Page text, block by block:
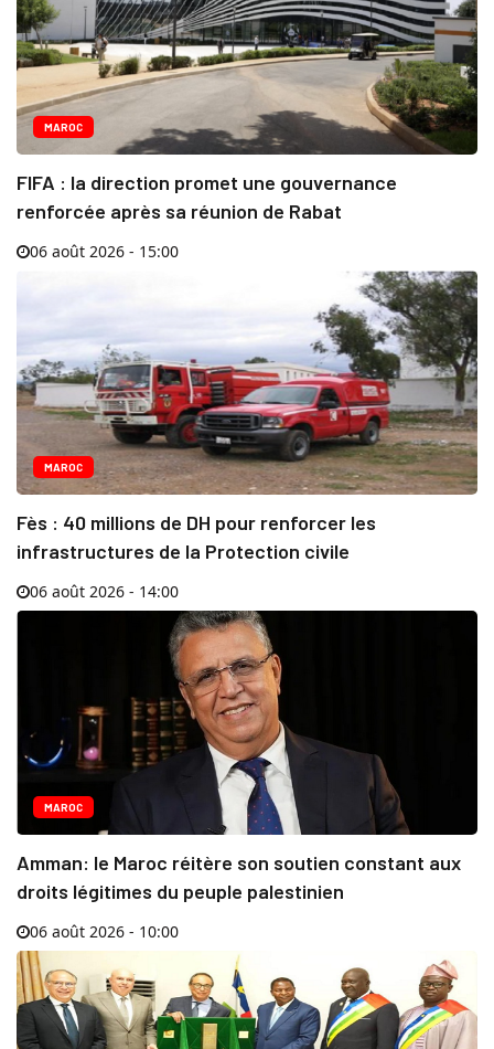
MAROC
FIFA : la direction promet une gouvernance
renforcée après sa réunion de Rabat
06 août 2026 - 15:00
MAROC
Fès : 40 millions de DH pour renforcer les
infrastructures de la Protection civile
06 août 2026 - 14:00
MAROC
Amman: le Maroc réitère son soutien constant aux
droits légitimes du peuple palestinien
06 août 2026 - 10:00